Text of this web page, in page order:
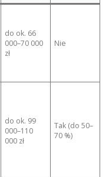
do ok. 66
000–70 000
zł
Nie
do ok. 99
000–110
000 zł
Tak (do 50–
70 %)